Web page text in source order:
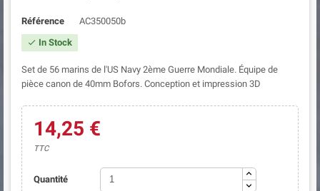
Référence AC350050b
 In Stock
Set de 56 marins de l'US Navy 2ème Guerre Mondiale. Équipe de
pièce canon de 40mm Bofors. Conception et impression 3D
14,25 €
TTC
Quantité